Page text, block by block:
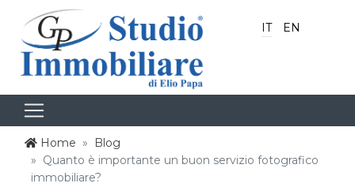
IT EN
Home
Blog
Quanto è importante un buon servizio fotografico
immobiliare?